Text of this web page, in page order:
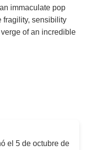
immaculate pop
fragility, sensibility
of an incredible
el 5 de octubre de